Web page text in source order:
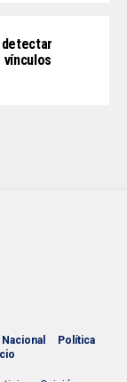
detectar
vínculos
Nacional
Política